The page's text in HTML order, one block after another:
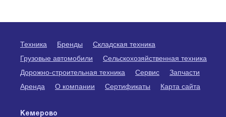
Аренда
О компании
Контакты
Статьи
Техника Бренды
Складская техника
Грузовые автомобили
Сельскохозяйственная техника
Дорожно-строительная техника
Сервис
Запчасти
Аренда
О компании Сертификаты Карта сайта
Кемерово